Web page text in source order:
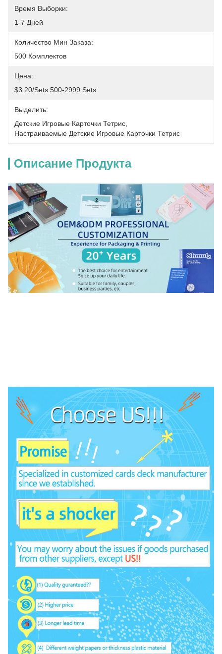
Время Выборки:
1-7 Дней
Количество Мин Заказа:
500 Комплектов
Цена:
$3.20/sets 500-2999 Sets
Выделить:
Детские Игровые Карточки Тетрис
Настраиваемые Детские Игровые Карточки Тетрис
Описание Продукта